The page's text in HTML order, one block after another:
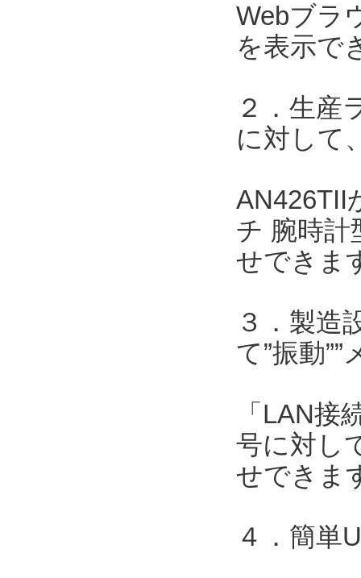
Webブラ
を表示で
２．生産
に対して
AN426TII
チ 腕時計
せできま
３．製造
て”振動
「LAN
号に対し
せできま
４．簡単